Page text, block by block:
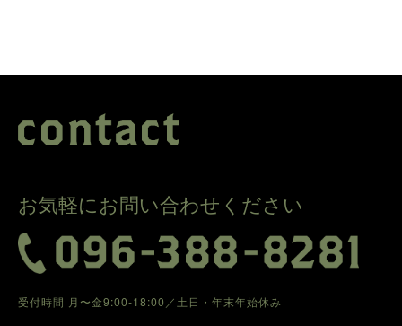
お気軽にお問い合わせください
受付時間 月〜金9:00-18:00／土日・年末年始休み